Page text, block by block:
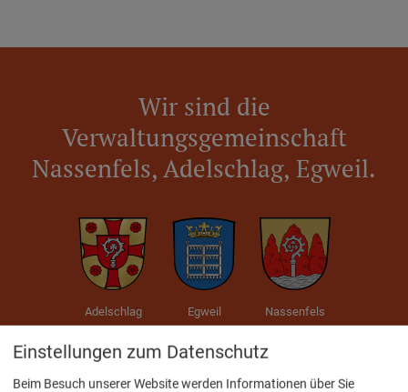
Wir sind die
Verwaltungsgemeinschaft
Nassenfels, Adelschlag, Egweil.
Adelschlag Egweil Nassenfels
Einstellungen zum Datenschutz
Beim Besuch unserer Website werden Informationen über Sie